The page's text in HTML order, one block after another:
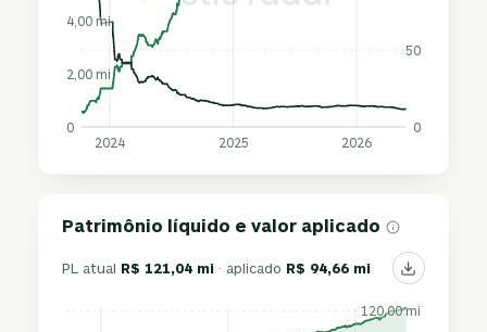
0
50
0
2,00 mi
4,00 mi
2024 2025 2026
Patrimônio líquido e valor aplicado
PL atual R$ 121,04 mi · aplicado R$ 94,66 mi
120,00 mi